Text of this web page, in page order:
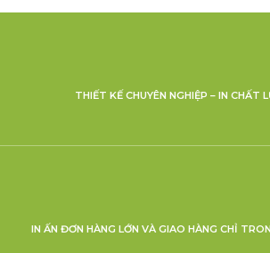
THIẾT KẾ CHUYÊN NGHIỆP – IN CHẤT
IN ẤN ĐƠN HÀNG LỚN VÀ GIAO HÀNG CHỈ